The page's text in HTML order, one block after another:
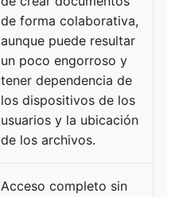
de forma colaborativa,
aunque puede resultar
un poco engorroso y
tener dependencia de
los dispositivos de los
usuarios y la ubicación
de los archivos.
Acceso completo sin